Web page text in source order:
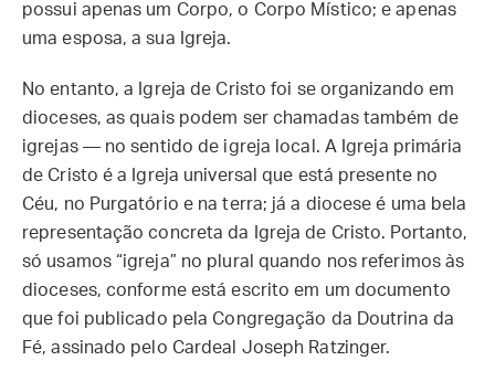
possui apenas um Corpo, o Corpo Místico; e apenas
uma esposa, a sua Igreja.
No entanto, a Igreja de Cristo foi se organizando em
dioceses, as quais podem ser chamadas também de
igrejas — no sentido de igreja local. A Igreja primária
de Cristo é a Igreja universal que está presente no
Céu, no Purgatório e na terra; já a diocese é uma bela
representação concreta da Igreja de Cristo. Portanto,
só usamos “igreja” no plural quando nos referimos às
dioceses, conforme está escrito em um documento
que foi publicado pela Congregação da Doutrina da
Fé, assinado pelo Cardeal Joseph Ratzinger.